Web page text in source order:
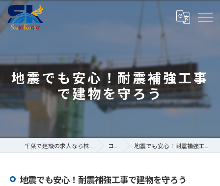
地震でも安心！耐震補強工事
で建物を守ろう
コラム 地震でも安心！耐震補強工事で建物を守ろう
地震でも安心！耐震補強工事で建物を守ろう